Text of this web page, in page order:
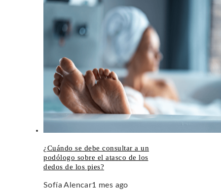
¿Cuándo se debe consultar a un
podólogo sobre el atasco de los
dedos de los pies?
Sofía Alencar1 mes ago